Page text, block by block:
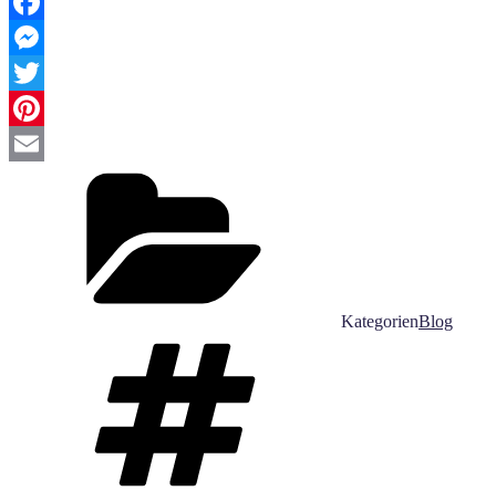
Facebook
Messenger
Twitter
Pinterest
KategorienBlog